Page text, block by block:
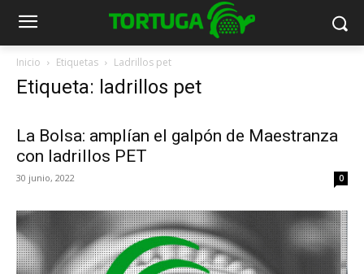
Inicio Etiquetas Ladrillos pet
Etiqueta: ladrillos pet
La Bolsa: amplían el galpón de Maestranza
con ladrillos PET
30 junio, 2022 0